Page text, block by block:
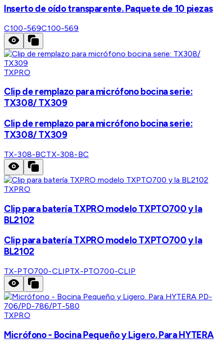
Inserto de oído transparente. Paquete de 10 piezas
C100-569C100-569
TXPRO
Clip de remplazo para micrófono bocina serie:
TX308/ TX309
Clip de remplazo para micrófono bocina serie:
TX308/ TX309
TX-308-BCTX-308-BC
TXPRO
Clip para batería TXPRO modelo TXPTO700 y la
BL2102
Clip para batería TXPRO modelo TXPTO700 y la
BL2102
TX-PTO700-CLIPTX-PTO700-CLIP
TXPRO
Micrófono - Bocina Pequeño y Ligero. Para HYTERA